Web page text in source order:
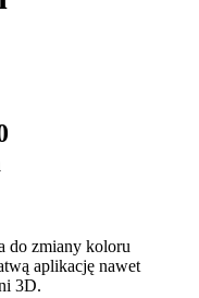
do zmiany koloru
aplikację nawet
3D.